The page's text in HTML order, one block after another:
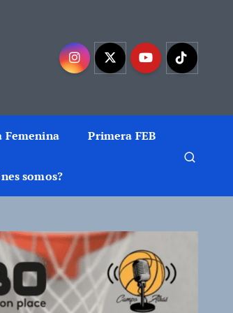
Femenina Primera FEB
somos?